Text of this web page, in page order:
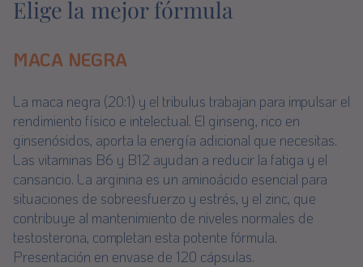
Elige la mejor fórmula
MACA NEGRA
La maca negra (20:1) y el tribulus trabajan para impulsar el
rendimiento físico e intelectual. El ginseng, rico en
ginsenósidos, aporta la energía adicional que necesitas.
Las vitaminas B6 y B12 ayudan a reducir la fatiga y el
cansancio. La arginina es un aminoácido esencial para
situaciones de sobreesfuerzo y estrés, y el zinc, que
contribuye al mantenimiento de niveles normales de
testosterona, completan esta potente fórmula.
Presentación en envase de 120 cápsulas.